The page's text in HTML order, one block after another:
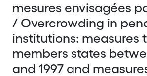
mesures envisagées
/ Overcrowding in
institutions: measures
members states
and 1997 and